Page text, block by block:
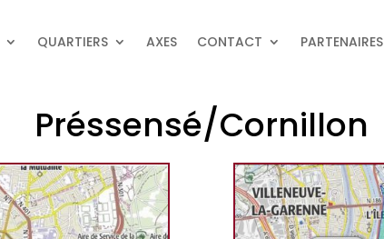
QUARTIERS AXES CONTACT PARTENAIRES
Préssensé/Cornillon